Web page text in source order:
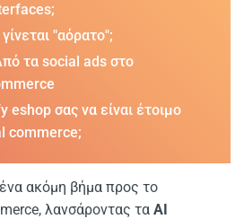
"αόρατο";
τα social ads στο
eshop σας να είναι έτοιμο
commerce;
ακόμη βήμα προς το
λανσάροντας ταAI